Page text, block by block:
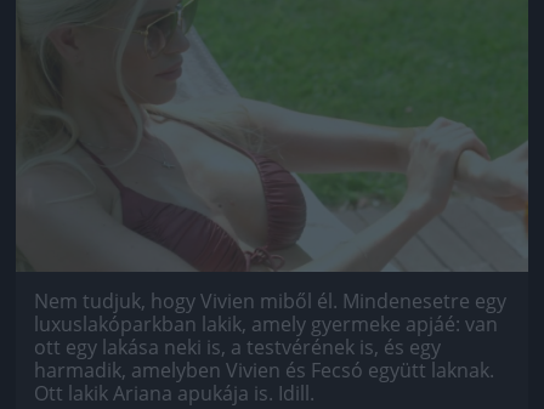
Jön még kép!
Nem tudjuk, hogy Vivien miből él. Mindenesetre egy
luxuslakóparkban lakik, amely gyermeke apjáé: van
ott egy lakása neki is, a testvérének is, és egy
harmadik, amelyben Vivien és Fecsó együtt laknak.
Ott lakik Ariana apukája is. Idill.